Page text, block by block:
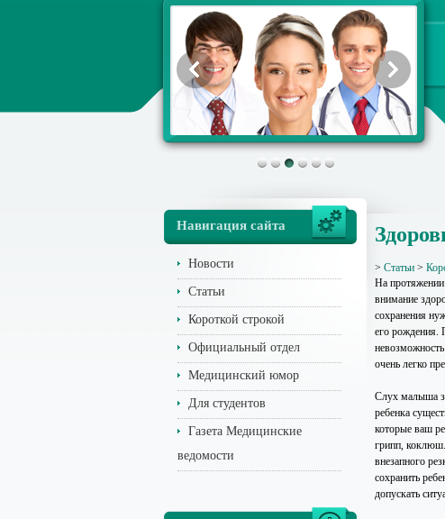
Навигация сайта
Новости
Статьи
Короткой строкой
Официальный отдел
Медицинский юмор
Для студентов
Газета Медицинские
ведомости
> Статьи >
На
внимание
сохранения
его рождения.
очень легко
Слух малыша
ребенка
которые ваш
грипп,
внезапного
сохранить
допускать